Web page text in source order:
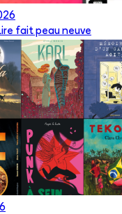
fait peau neuve